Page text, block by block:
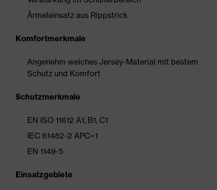
Ärmeleinsatz aus Rippstrick
Komfortmerkmale
Angenehm weiches Jersey-Material mit bestem
Schutz und Komfort
Schutzmerkmale
EN ISO 11612 A1, B1, C1
IEC 61482-2 APC=1
EN 1149-5
Einsatzgebiete